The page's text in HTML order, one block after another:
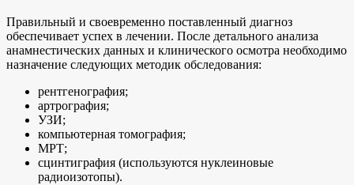
Правильный и своевременно поставленный диагноз
обеспечивает успех в лечении. После детального анализа
анамнестических данных и клинического осмотра необходимо
назначение следующих методик обследования:
рентгенография;
артрография;
УЗИ;
компьютерная томография;
МРТ;
сцинтиграфия (используются нуклеиновые
радиоизотопы).